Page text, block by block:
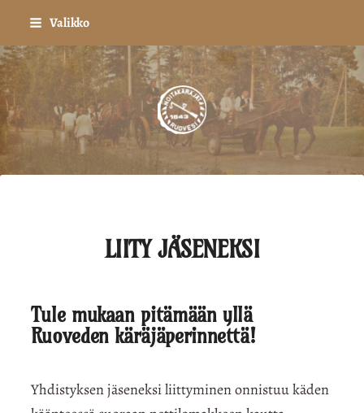
Siirry
sivun
sisältöön
Valikko
Ruoveden
LIITY JÄSENEKSI
Tule mukaan pitämään yllä
Ruoveden käräjäperinnettä!
Yhdistyksen jäseneksi liittyminen onnistuu käden